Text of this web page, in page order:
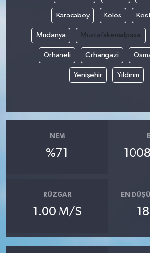
Karacabey Keles
Mudanya Mustafakemalpaşa
Orhaneli Orhangazi
Yenişehir Yıldırım
NEM
%71
RÜZGAR
1.00 M/S
EN
18